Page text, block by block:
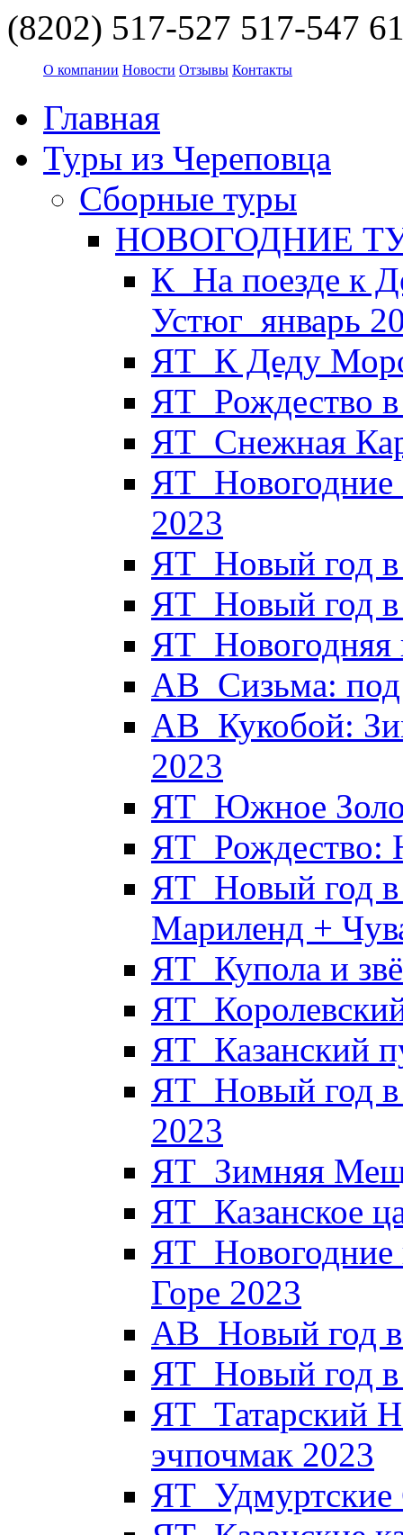
(8202) 517-527 517-547
О компании Новости Отзывы Контакты
Главная
Туры из Череповца
Сборные туры
НОВОГОДНИЕ
К_На поезде к
Устюг_январь
ЯТ_К Деду
ЯТ_Рождество
ЯТ_Снежная
2023
ЯТ_Новый год
ЯТ_Новый год в
ЯТ_Новогодняя
АВ_Сизьма: под
АВ_Кукобой:
2023
ЯТ_Южное
ЯТ_Рождество:
ЯТ_Новый год в
Мариленд +
ЯТ_Купола и
ЯТ_Казанский
ЯТ_Новый год
2023
ЯТ_Зимняя
ЯТ_Казанское
Горе 2023
АВ_Новый год
ЯТ_Новый год в
ЯТ_Татарский
эчпочмак 2023